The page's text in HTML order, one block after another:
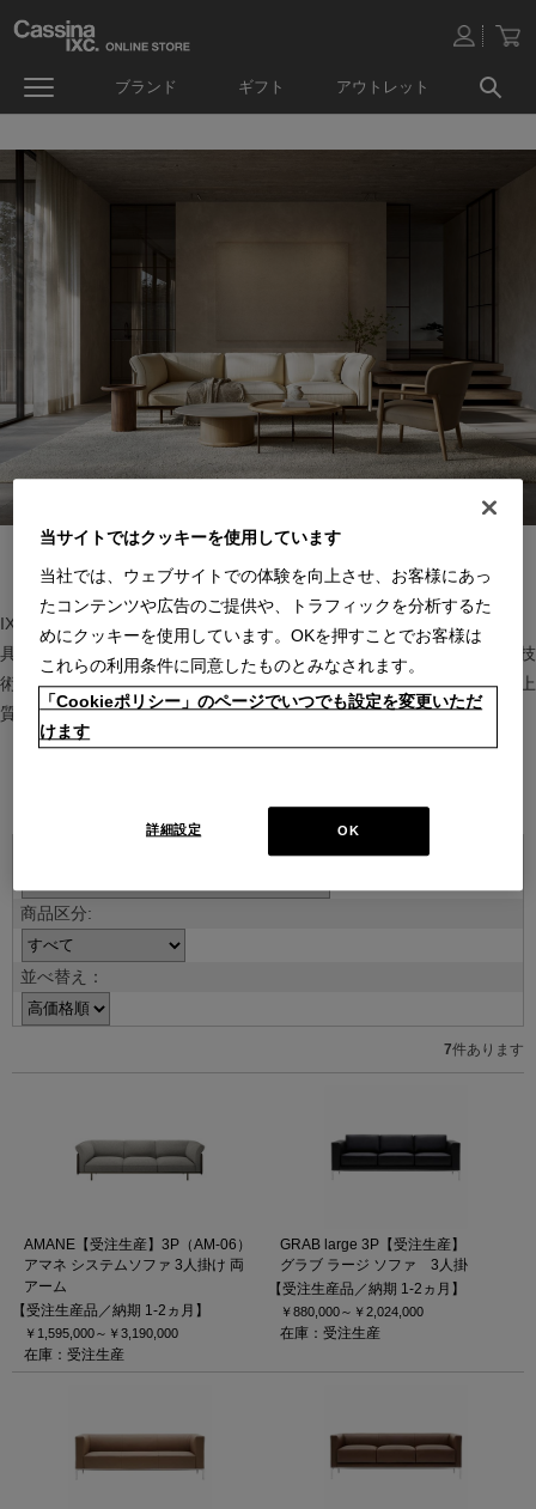
ブランド ギフト アウトレット
IXC（イクスシー）は、”Emotional Minimalism”を掲げるグローバル家
具ブランド。ヨーロッパの家具文化と日本の美意識を融合し、素材や技
術を活かした持続可能で洗練されたインテリアを提案。長く愛される上
質な暮らしを届けます。
並べ替え：
7件あります
AMANE【受注生産】3P（AM-06）
アマネ システムソファ 3人掛け 両
アーム
【受注生産品／納期 1-2ヵ月】
￥1,595,000～ ￥3,190,000
在庫：受注生産
GRAB large 3P【受注生産】
グラブ ラージ ソファ 3人掛
【受注生産品／納期 1-2ヵ月】
￥880,000～ ￥2,024,000
在庫：受注生産
当サイトではクッキーを使用しています
当社では、ウェブサイトでの体験を向上させ、お客様にあっ
たコンテンツや広告のご提供や、トラフィックを分析するた
めにクッキーを使用しています。OKを押すことでお客様は
これらの利用条件に同意したものとみなされます。
「Cookieポリシー」のページでいつでも設定を変更いただ
けます
OK
詳細設定